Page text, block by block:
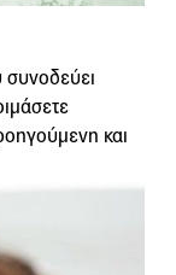
και